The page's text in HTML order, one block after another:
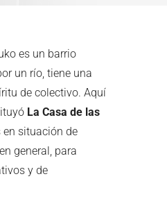
es un barrio
un río, tiene una
de colectivo. Aquí
La Casa de las
en situación de
general, para
y de